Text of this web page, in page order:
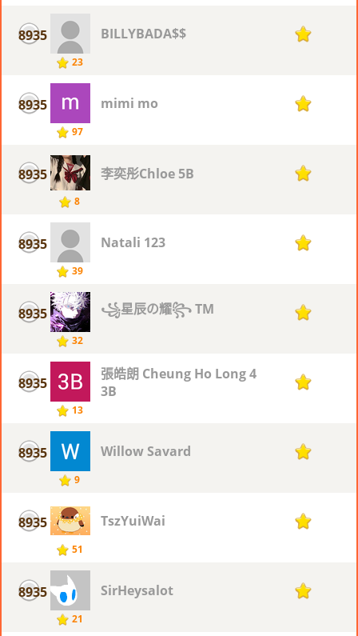
8935
23
BILLYBADA$$ 1
8935
97
mimi mo 1
8935
8
李奕彤Chloe 5B 1
8935
39
Natali 123 1
8935
32
꧁星辰の耀꧂ TM 1
8935
13
張皓朗 Cheung Ho Long 4
3B
1
8935
9
Willow Savard 1
8935
51
TszYuiWai 1
8935
21
SirHeysalot 1